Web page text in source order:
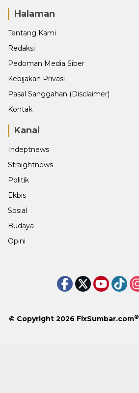
Halaman
Tentang Kami
Redaksi
Pedoman Media Siber
Kebijakan Privasi
Pasal Sanggahan (Disclaimer)
Kontak
Kanal
Indeptnews
Straightnews
Politik
Ekbis
Sosial
Budaya
Opini
© Copyright 2026 FixSumbar.com®